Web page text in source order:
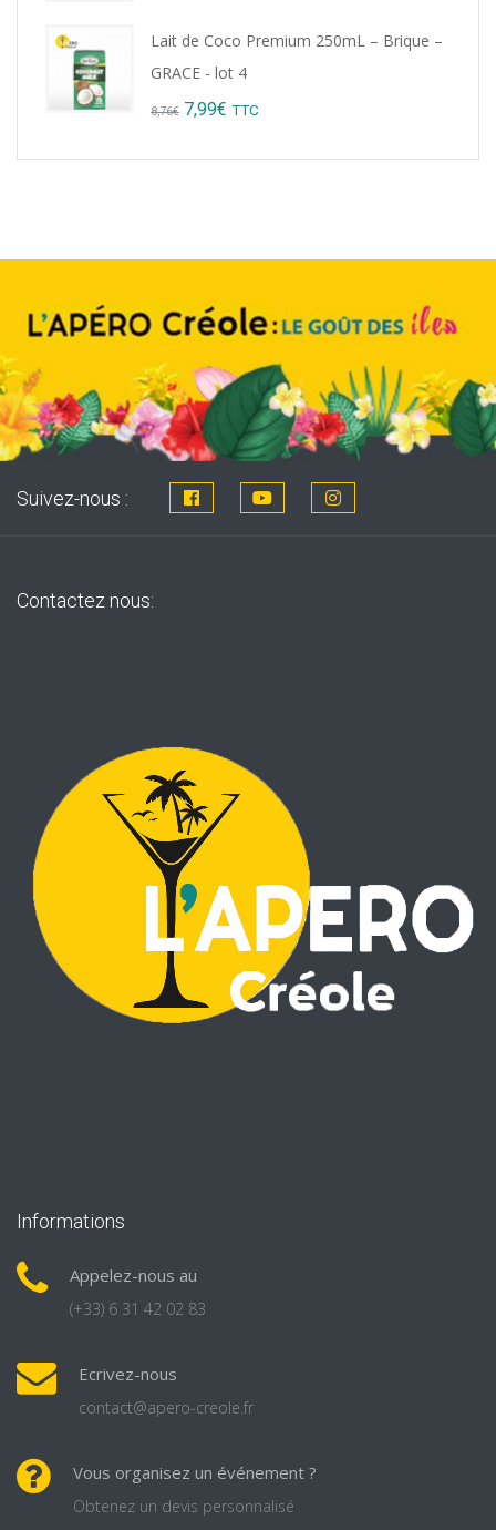
Lait de Coco Premium 250mL – Brique –
GRACE - lot 4
8,76€ Original
7,99€ Current
TTC
Suivez-nous :
Contactez nous:
Informations
Appelez-nous au
(+33) 6 31 42 02 83
Ecrivez-nous
contact@apero-creole.fr
Vous organisez un événement ?
Obtenez un devis personnalisé